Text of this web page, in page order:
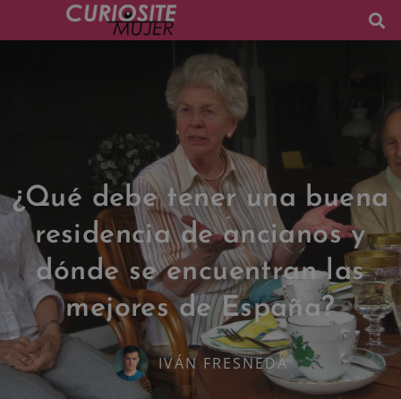
¿Qué debe tener una buena
residencia de ancianos y
dónde se encuentran las
mejores de España?
IVÁN FRESNEDA